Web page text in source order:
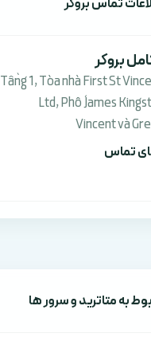
تماس بروکر
بروکر
Tầng 1, Tòa nhà First St
Ltd, Phố James
Vincent và
تماس
به متاترید و سرور ها